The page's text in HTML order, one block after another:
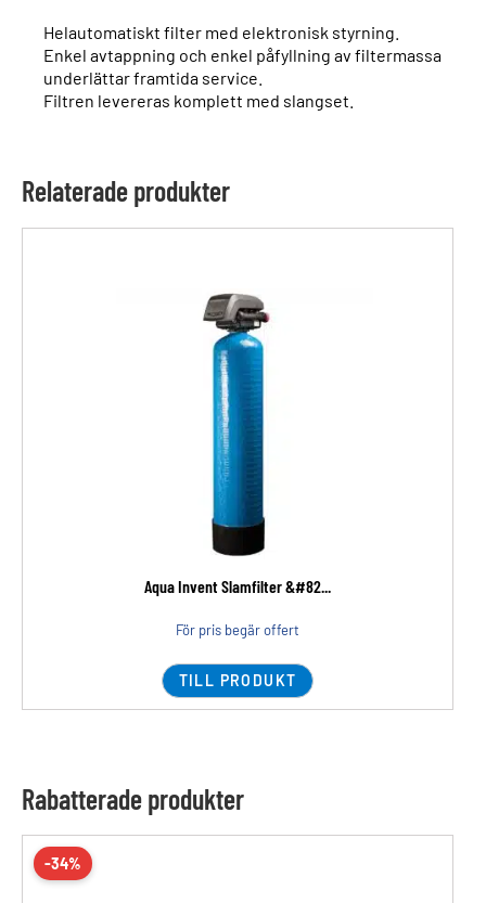
Helautomatiskt filter med elektronisk styrning.
Enkel avtappning och enkel påfyllning av filtermassa
underlättar framtida service.
Filtren levereras komplett med slangset.
Relaterade produkter
Aqua Invent Slamfilter &#82...
För pris begär offert
TILL PRODUKT
Rabatterade produkter
-34%